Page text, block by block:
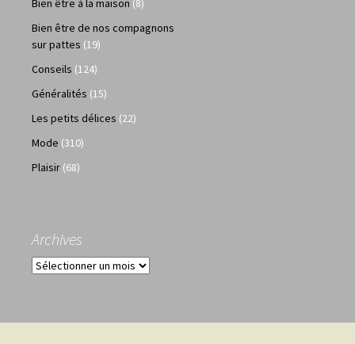
Bien être à la maison (8)
Bien être de nos compagnons
sur pattes (19)
Conseils (124)
Généralités (15)
Les petits délices (22)
Mode (310)
Plaisir (68)
Archives
Archives